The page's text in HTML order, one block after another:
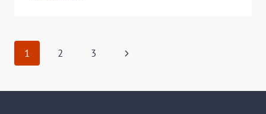
SEITENNAVIGATION
1 2 3
Nächste